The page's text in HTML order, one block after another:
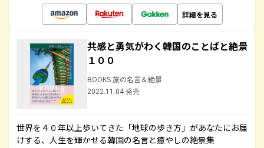
詳細を見る
共感と勇気がわく韓国のことばと絶景
１００
BOOKS 旅の名言＆絶景
2022.11.04 発売
世界を４０年以上歩いてきた「地球の歩き方」があなたにお届
けする、人生を輝かせる韓国の名言と癒やしの絶景集